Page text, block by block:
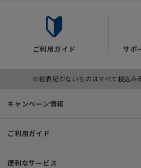
ご利用ガイド サポ
※税表記がないものはすべて税込み
キャンペーン情報
ご利用ガイド
便利なサービス